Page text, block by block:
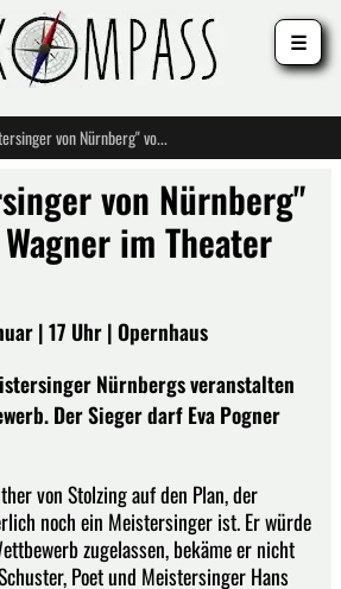
"Die Meistersinger von Nürnberg" von Richard Wagner im Theater Kiel
von Nürnberg"
im Theater
| 17 Uhr | Opernhaus
Nürnbergs veranstalten
Der Sieger darf Eva Pogner
von Stolzing auf den Plan, der
noch ein Meistersinger ist. Er würde
zugelassen, bekäme er nicht
Poet und Meistersinger Hans
☰